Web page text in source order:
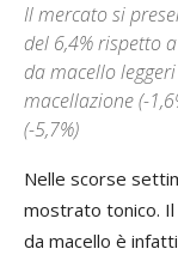
Il mercato si
del 6,4% rispetto
da macello
macellazione (-
(-5,7%)
Nelle scorse
mostrato tonico.
da macello è